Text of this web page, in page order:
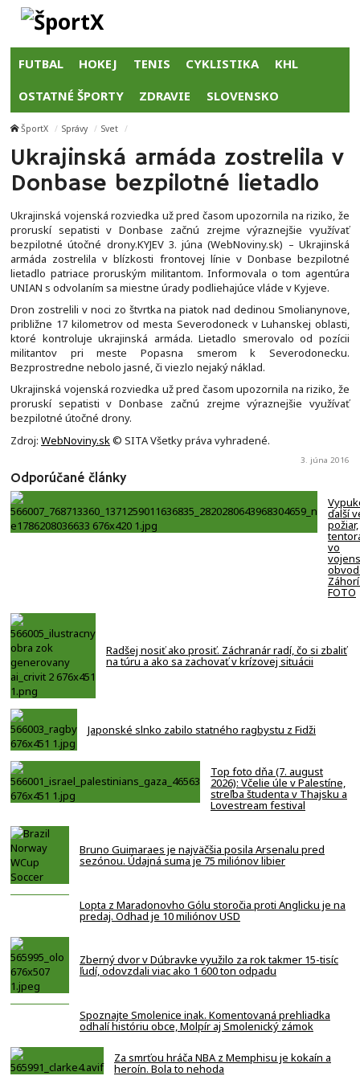
FUTBAL HOKEJ TENIS CYKLISTIKA KHL
OSTATNÉ ŠPORTY ZDRAVIE SLOVENSKO
ŠportX Správy Svet
Ukrajinská armáda zostrelila v
Donbase bezpilotné lietadlo
Ukrajinská vojenská rozviedka už pred časom upozornila na riziko, že
proruskí sepatisti v Donbase začnú zrejme výraznejšie využívať
bezpilotné útočné drony.KYJEV 3. júna (WebNoviny.sk) – Ukrajinská
armáda zostrelila v blízkosti frontovej línie v Donbase bezpilotné
lietadlo patriace proruským militantom. Informovala o tom agentúra
UNIAN s odvolaním sa miestne úrady podliehajúce vláde v Kyjeve.
Dron zostrelili v noci zo štvrtka na piatok nad dedinou Smolianynove,
približne 17 kilometrov od mesta Severodoneck v Luhanskej oblasti,
ktoré kontroluje ukrajinská armáda. Lietadlo smerovalo od pozícii
militantov pri meste Popasna smerom k Severodonecku.
Bezprostredne nebolo jasné, či viezlo nejaký náklad.
Ukrajinská vojenská rozviedka už pred časom upozornila na riziko, že
proruskí sepatisti v Donbase začnú zrejme výraznejšie využívať
bezpilotné útočné drony.
Zdroj: WebNoviny.sk© SITA Všetky práva vyhradené.
3. júna 2016
Odporúčané články
ďalší
požiar,
vo
FOTO
Radšej nosiť ako prosiť. Záchranár radí, čo si zbaliť
na túru a ako sa zachovať v krízovej situácii
Japonské slnko zabilo statného ragbystu z Fidži
Top foto dňa (7. august
2026): Včelie úle v Palestíne,
streľba študenta v Thajsku a
Lovestream festival
Bruno Guimaraes je najväčšia posila Arsenalu pred
sezónou. Údajná suma je 75 miliónov libier
Lopta z Maradonovho Gólu storočia proti Anglicku je na
predaj. Odhad je 10 miliónov USD
Zberný dvor v Dúbravke využilo za rok takmer 15-tisíc
ľudí, odovzdali viac ako 1 600 ton odpadu
Spoznajte Smolenice inak. Komentovaná prehliadka
odhalí históriu obce, Molpír aj Smolenický zámok
Za smrťou hráča NBA z Memphisu je kokaín a
heroín. Bola to nehoda